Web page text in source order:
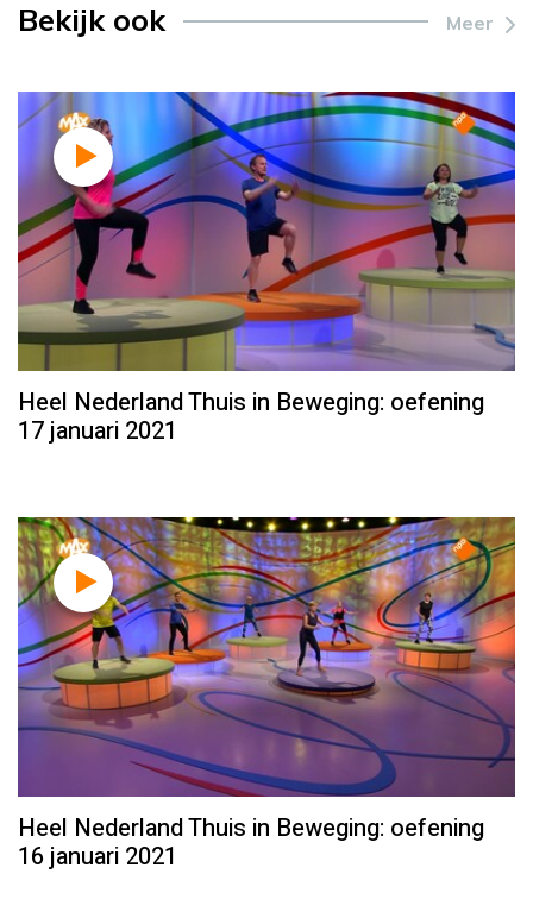
Bekijk ook Meer
Heel Nederland Thuis in Beweging: oefening
17 januari 2021
Heel Nederland Thuis in Beweging: oefening
16 januari 2021